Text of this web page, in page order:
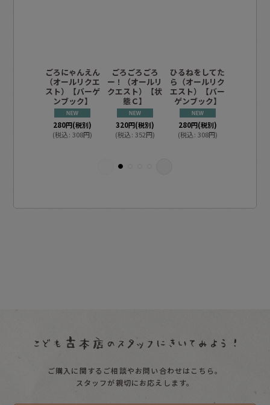
ごろにゃんえん
（オールリクエ
スト）【バーゲ
ンブック】
280円(税別)
(税込: 308円)
ごろごろごろ
ー！（オールリ
クエスト）【状
態Ｃ】
320円(税別)
(税込: 352円)
ひるねをしてた
ら（オールリク
エスト）【バー
ゲンブック】
280円(税別)
(税込: 308円)
ご購入に関するご相談やお問い合わせはこちら。
スタッフが親切にお応えします。